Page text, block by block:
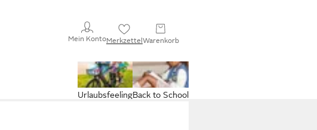
Mein KontoMerkzettelWarenkorb
Back to School
Urlaubsfeeling